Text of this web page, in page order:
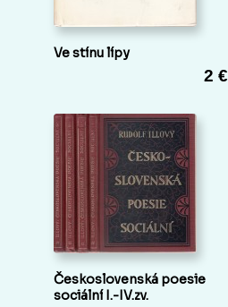
Ve stínu lípy
2 €
Československá poesie
sociální I.-IV.zv.